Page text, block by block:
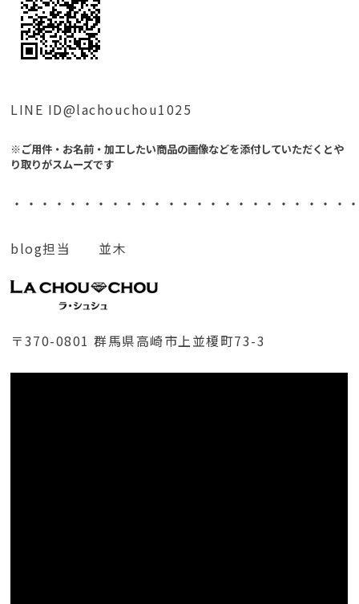
LINE ID@lachouchou1025
※ご用件・お名前・加工したい商品の画像などを添付していただくとや
り取りがスムーズです
・・・・・・・・・・・・・・・・・・・・・・・・
blog担当 並木
〒370-0801 群馬県高崎市上並榎町73-3